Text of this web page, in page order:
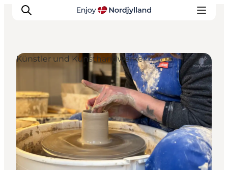
Erlebnisse
Reiseplanung
Destinationen
Guides
Veranstaltungen
Für Kinder
Künstler und Kunsthandwerker